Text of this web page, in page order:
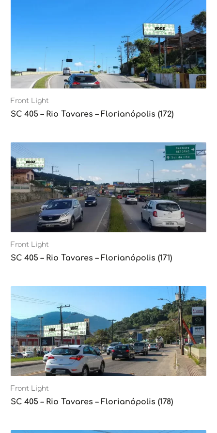
Front Light
SC 405 – Rio Tavares – Florianópolis (172)
Front Light
SC 405 – Rio Tavares – Florianópolis (171)
Front Light
SC 405 – Rio Tavares – Florianópolis (178)